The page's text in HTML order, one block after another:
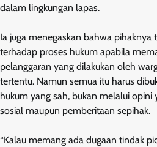
dalam lingkungan lapas.
Ia juga menegaskan bahwa
terhadap proses hukum apabila
pelanggaran yang dilakukan oleh
tertentu. Namun semua itu harus
hukum yang sah, bukan melalui
sosial maupun pemberitaan sepihak.
“Kalau memang ada dugaan tindak